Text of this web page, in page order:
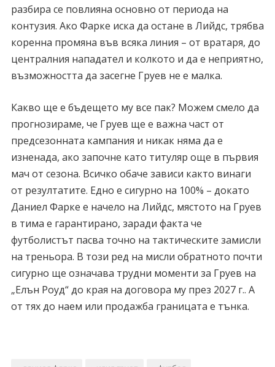
разбира се повлияна основно от периода на
контузия. Ако Фарке иска да остане в Лийдс, трябва
коренна промяна във всяка линия – от вратаря, до
централния нападател и колкото и да е неприятно,
възможността да засегне Груев не е малка.
Какво ще е бъдещето му все пак? Можем смело да
прогнозираме, че Груев ще е важна част от
предсезонната кампания и никак няма да е
изненада, ако започне като титуляр още в първия
мач от сезона. Всичко обаче зависи както винаги
от резултатите. Едно е сигурно на 100% – докато
Даниел Фарке е начело на Лийдс, мястото на Груев
в тима е гарантирано, заради факта че
футболистът пасва точно на тактическите замисли
на треньора. В този ред на мисли обратното почти
сигурно ще означава трудни моменти за Груев на
„Елън Роуд“ до края на договора му през 2027 г.. А
от тях до наем или продажба границата е тънка.